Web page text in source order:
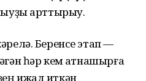
арттырыу.
Беренсе этап —
һәр кем ҡатнашырға
ижад иткән